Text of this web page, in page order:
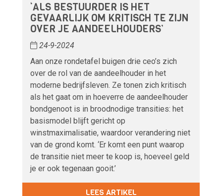
‘ALS BESTUURDER IS HET
GEVAARLIJK OM KRITISCH TE ZIJN
OVER JE AANDEELHOUDERS’
24-9-2024
Aan onze rondetafel buigen drie ceo’s zich
over de rol van de aandeelhouder in het
moderne bedrijfsleven. Ze tonen zich kritisch
als het gaat om in hoeverre de aandeelhouder
bondgenoot is in broodnodige transities: het
basismodel blijft gericht op
winstmaximalisatie, waardoor verandering niet
van de grond komt. ‘Er komt een punt waarop
de transitie niet meer te koop is, hoeveel geld
je er ook tegenaan gooit.’
LEES ARTIKEL